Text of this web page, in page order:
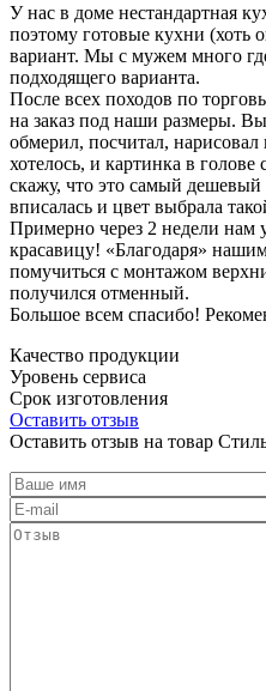
У нас в доме нестандартная
поэтому готовые кухни
вариант. Мы с мужем много
подходящего варианта.
После всех походов по
на заказ под наши размеры.
обмерил, посчитал,
хотелось, и картинка в
скажу, что это самый дешевый
вписалась и цвет выбрала
Примерно через 2 недели
красавицу! «Благодаря»
помучиться с монтажом
получился отменный.
Большое всем спасибо!
Качество продукции
Уровень сервиса
Срок изготовления
Оставить отзыв
Оставить отзыв на товар